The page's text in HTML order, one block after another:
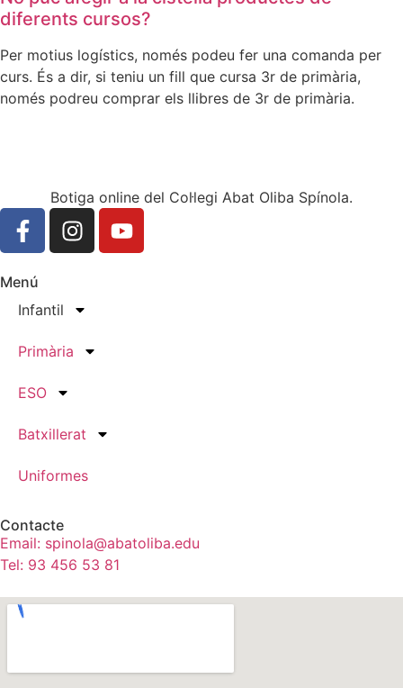
diferents cursos?
Per motius logístics, només podeu fer una comanda per
curs. És a dir, si teniu un fill que cursa 3r de primària,
només podreu comprar els llibres de 3r de primària.
Botiga online del Col·legi Abat Oliba Spínola.
Menú
Infantil
Primària
ESO
Batxillerat
Uniformes
Contacte
Email: spinola@abatoliba.edu
Tel: 93 456 53 81